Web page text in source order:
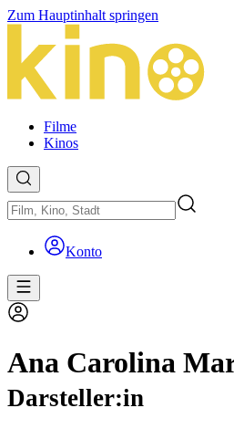
Zum Hauptinhalt springen
Filme
Kinos
Konto
Ana Carolina
Darsteller:in